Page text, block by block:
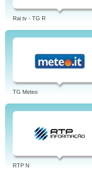
Rai tv - TG R
TG Meteo
RTP N